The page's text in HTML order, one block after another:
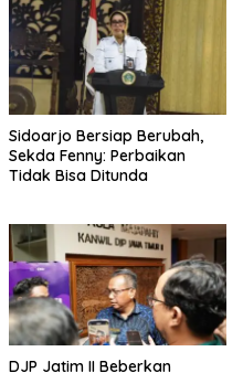
Sidoarjo Bersiap Berubah,
Sekda Fenny: Perbaikan
Tidak Bisa Ditunda
DJP Jatim II Beberkan